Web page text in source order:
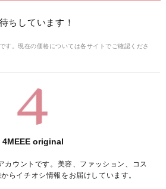
ちしています！
す。現在の価格については各サイトでご確認くださ
4MEEE original
カウントです。美容、ファッション、コス
らイチオシ情報をお届けしています。